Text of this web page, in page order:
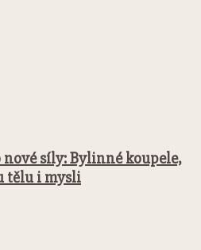
síly: Bylinné koupele,
tělu i mysli